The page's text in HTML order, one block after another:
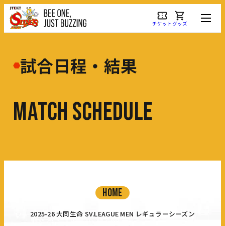
チケットグッズ
試合日程・結果
MATCHSCHEDULE
HOME
2025-26 大同生命 SV.LEAGUE MEN レギュラーシーズン